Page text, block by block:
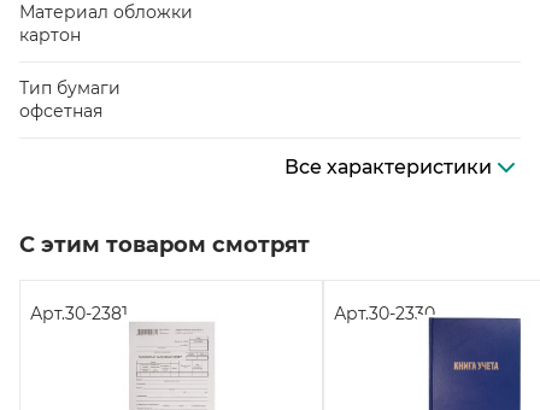
Материал обложки
картон
Тип бумаги
офсетная
Все характеристики
С этим товаром смотрят
Арт.30-2381 Арт.30-2330